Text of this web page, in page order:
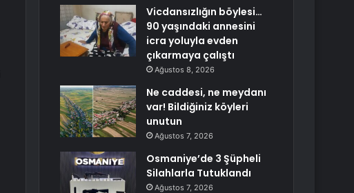
Vicdansızlığın böylesi…
90 yaşındaki annesini
icra yoluyla evden
çıkarmaya çalıştı
Ağustos 8, 2026
Ne caddesi, ne meydanı
var! Bildiğiniz köyleri
unutun
Ağustos 7, 2026
Osmaniye’de 3 Şüpheli
Silahlarla Tutuklandı
Ağustos 7, 2026